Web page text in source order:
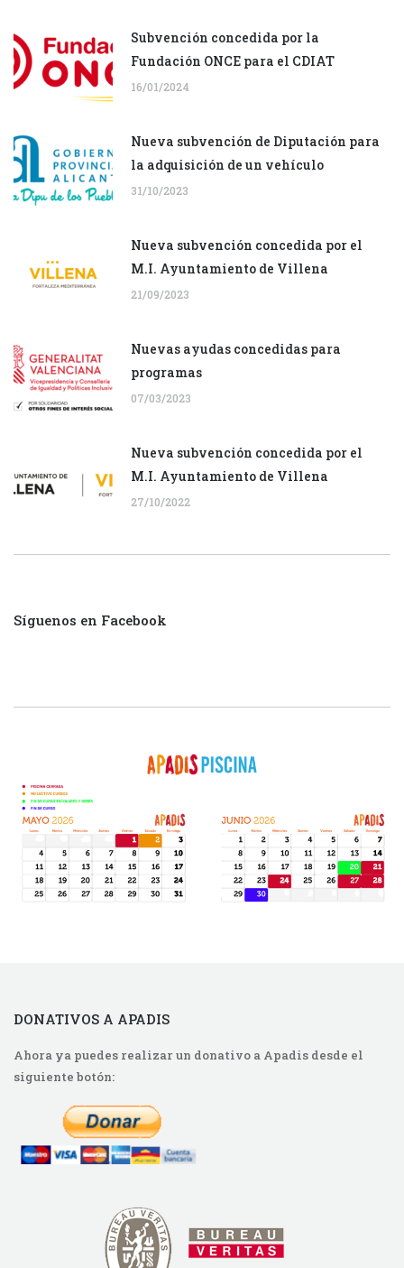
Subvención concedida por la
Fundación ONCE para el CDIAT
16/01/2024
Nueva subvención de Diputación para
la adquisición de un vehículo
31/10/2023
Nueva subvención concedida por el
M.I. Ayuntamiento de Villena
21/09/2023
Nuevas ayudas concedidas para
programas
07/03/2023
Nueva subvención concedida por el
M.I. Ayuntamiento de Villena
27/10/2022
Síguenos en Facebook
DONATIVOS A APADIS
Ahora ya puedes realizar un donativo a Apadis desde el
siguiente botón: